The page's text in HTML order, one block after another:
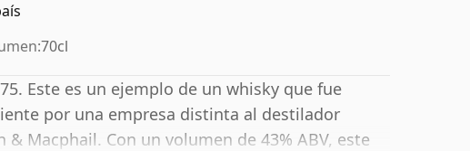
70cl
Este es un ejemplo de un whisky que fue
por una empresa distinta al destilador
Macphail. Con un volumen de 43% ABV, este